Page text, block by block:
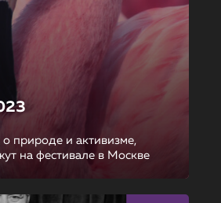
природе и активизме,
на фестивале в Москве